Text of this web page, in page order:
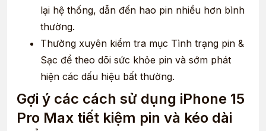
lại hệ thống, dẫn đến hao pin nhiều hơn bình
thường.
Thường xuyên kiểm tra mục Tình trạng pin &
Sạc để theo dõi sức khỏe pin và sớm phát
hiện các dấu hiệu bất thường.
Gợi ý các cách sử dụng iPhone 15
Pro Max tiết kiệm pin và kéo dài